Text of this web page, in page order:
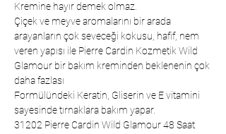
Kremine hayır demek olmaz.
Çiçek ve meyve aromalarını bir arada
arayanların çok seveceği kokusu, hafif, nem
veren yapısı ile Pierre Cardin Kozmetik Wild
Glamour bir bakım kreminden beklenenin çok
daha fazlası
Formülündeki Keratin, Gliserin ve E vitamini
sayesinde tırnaklara bakım yapar.
31202 Pierre Cardin Wild Glamour 48 Saat